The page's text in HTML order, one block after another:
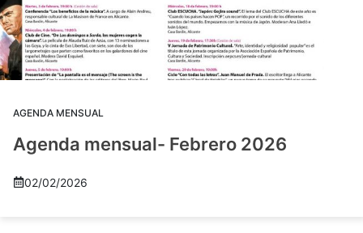
AGENDA MENSUAL
Agenda mensual- Febrero 2026
02/02/2026